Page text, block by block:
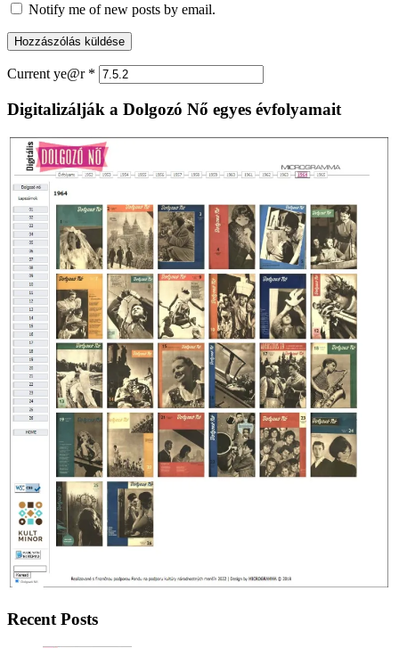
Notify me of new posts by email.
Current ye@r *
Digitalizálják a Dolgozó Nő egyes évfolyamait
Recent Posts